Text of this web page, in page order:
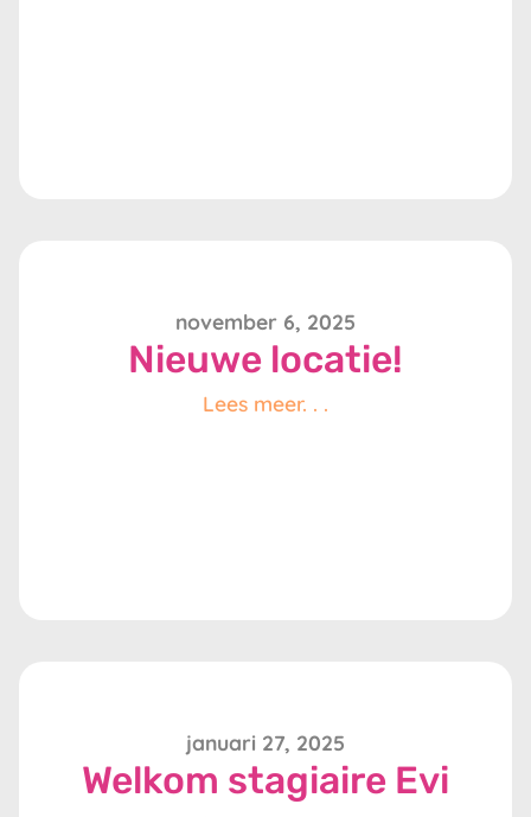
november 6, 2025
Nieuwe locatie!
Lees meer. . .
januari 27, 2025
Welkom stagiaire Evi